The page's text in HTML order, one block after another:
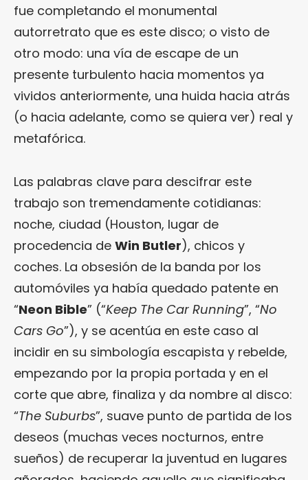
fue completando el monumental
autorretrato que es este disco; o visto de
otro modo: una vía de escape de un
presente turbulento hacia momentos ya
vividos anteriormente, una huida hacia atrás
(o hacia adelante, como se quiera ver) real y
metafórica.
Las palabras clave para descifrar este
trabajo son tremendamente cotidianas:
noche, ciudad (Houston, lugar de
procedencia de Win Butler), chicos y
coches. La obsesión de la banda por los
automóviles ya había quedado patente en
“Neon Bible” (“Keep The Car Running”, “No
Cars Go”), y se acentúa en este caso al
incidir en su simbología escapista y rebelde,
empezando por la propia portada y en el
corte que abre, finaliza y da nombre al disco:
“The Suburbs”, suave punto de partida de los
deseos (muchas veces nocturnos, entre
sueños) de recuperar la juventud en lugares